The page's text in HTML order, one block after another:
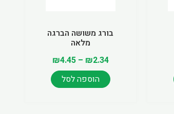
בורג משושה הברגה
מלאה
₪2.34
–
₪4.45
הוספה לסל
את
האפשרויות
בעמוד
המוצר